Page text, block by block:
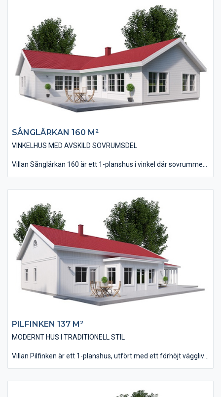
barnens ligger i anslutning till husets allrum. Vardagsrum, kök
och matplats har utförts med ett ryggåstak vilket bidrar till en
härlig rymdkänsla.
SÅNGLÄRKAN 160 M²​
VINKELHUS MED AVSKILD SOVRUMSDEL
Villan Sånglärkan 160 är ett 1-planshus i vinkel där sovrummen
Huset är på 160 kvm i boyta och innehåller fyra stycken sovrum
som alla ligger intill allrummet. Vardagsrum, kök och matplats
ligger tillsammans i en modern öppenhet där man får en trevlig
rymdkänsla tack vare ryggåstaket i denna del. Lägg även märke
till de rymliga klädkammare som finns till förvaring.
PILFINKEN 137 M²
MODERNT HUS I TRADITIONELL STIL
Villan Pilfinken är ett 1-planshus, utfört med ett förhöjt väggliv
boyta och innehåller 3 st väl tilltagna Sovrum. Husets kök har